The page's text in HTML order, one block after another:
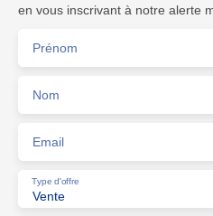
en vous inscrivant à notre alerte
Prénom
Nom
Email
Vente
Type d'offre